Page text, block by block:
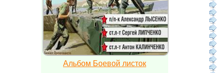
Альбом Боевой листок